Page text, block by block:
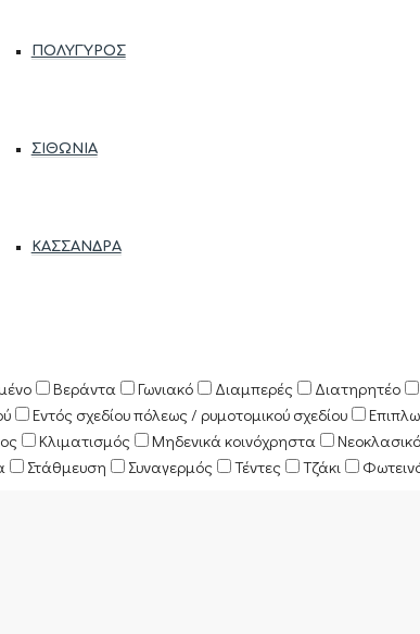
ΠΟΛΎΓΥΡΟΣ
ΣΙΘΩΝΊΑ
ΚΑΣΣΆΝΔΡΑ
Βεράντα Γωνιακό Διαμπερές Διατηρητέο
Εντός σχεδίου πόλεως / ρυμοτομικού σχεδίου
Κλιματισμός Μηδενικά κοινόχρηστα Νεοκλασικό
Στάθμευση Συναγερμός Τέντες Τζάκι